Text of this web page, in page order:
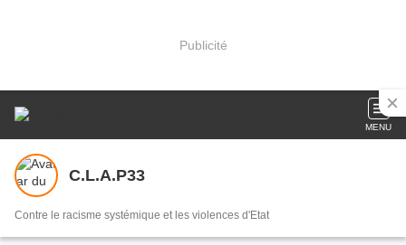
Publicité
MENU
C.L.A.P33
Contre le racisme systémique et les violences d'Etat